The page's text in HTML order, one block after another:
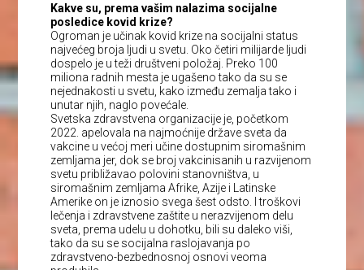
Kakve su, prema vašim nalazima socijalne
posledice kovid krize?
Ogroman je učinak kovid krize na socijalni status
najvećeg broja ljudi u svetu. Oko četiri milijarde ljudi
dospelo je u teži društveni položaj. Preko 100
miliona radnih mesta je ugašeno tako da su se
nejednakosti u svetu, kako između zemalja tako i
unutar njih, naglo povećale.
Svetska zdravstvena organizacije je, početkom
2022. apelovala na najmoćnije države sveta da
vakcine u većoj meri učine dostupnim siromašnim
zemljama jer, dok se broj vakcinisanih u razvijenom
svetu približavao polovini stanovništva, u
siromašnim zemljama Afrike, Azije i Latinske
Amerike on je iznosio svega šest odsto. I troškovi
lečenja i zdravstvene zaštite u nerazvijenom delu
sveta, prema udelu u dohotku, bili su daleko viši,
tako da su se socijalna raslojavanja po
zdravstveno-bezbednosnoj osnovi veoma